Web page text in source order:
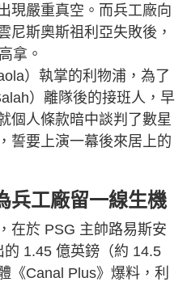
現嚴重真空。而兵工廠向
尼斯奧斯祖利亞失敗後，
拿。
）執掌的利物浦，為了
）離隊後的接班人，早
個人條款暗中談判了數星
誓要上演一幕後來居上的
兵工廠留一線生機
在於 PSG 主帥路易斯安
1.45 億英鎊（約 14.5
《Canal Plus》爆料，利